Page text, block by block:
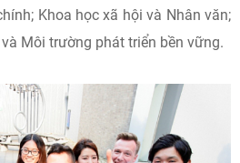
Khoa học xã hội và Nhân văn;
Môi trường phát triển bền vững.